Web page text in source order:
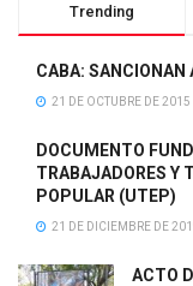
Trending
CABA: SANCIONAN
21 DE OCTUBRE DE 2015
DOCUMENTO
TRABAJADORES Y
POPULAR (UTEP)
21 DE DICIEMBRE DE
ACTO